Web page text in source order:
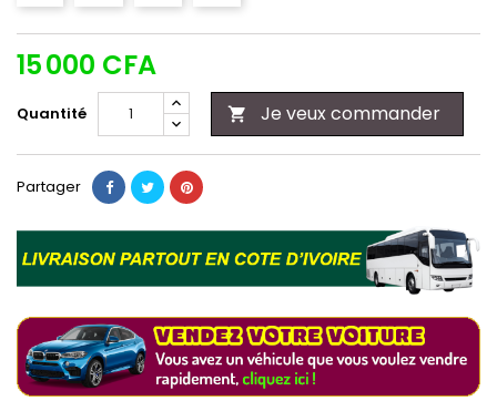
15 000 CFA
Quantité  Je veux commander
Partager